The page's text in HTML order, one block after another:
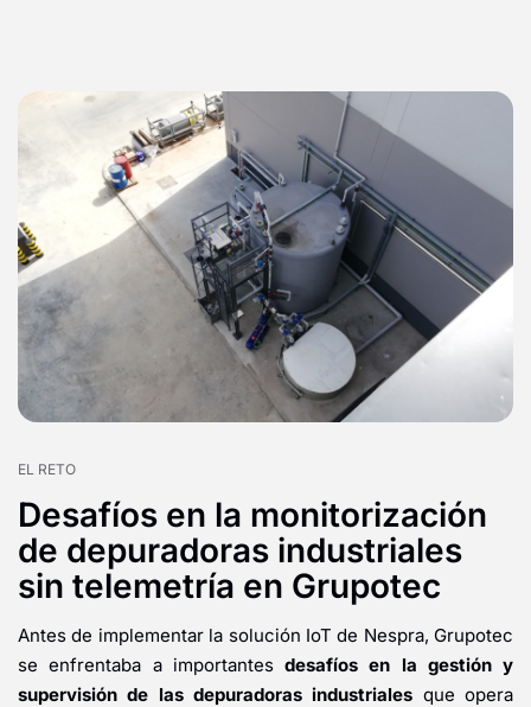
EL RETO
Desafíos en la monitorización
de depuradoras industriales
sin telemetría en Grupotec
Antes de implementar la solución IoT de Nespra, Grupotec
se enfrentaba a importantesdesafíos en la gestión y
supervisión de las depuradoras industriales que opera